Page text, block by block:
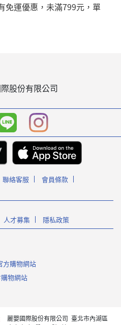
免運優惠，未滿799元，單
股份有限公司
聯絡客服
會員條款
人才募集 隱私政策
方購物網站
物網站
麗嬰國際股份有限公司 臺北市內湖區